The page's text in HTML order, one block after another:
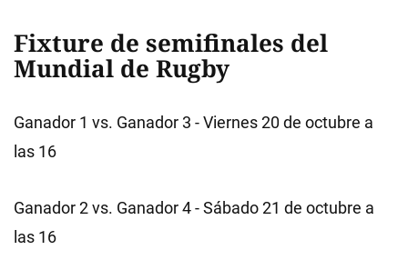
Fixture de semifinales del
Mundial de Rugby
Ganador 1 vs. Ganador 3 - Viernes 20 de octubre a
las 16
Ganador 2 vs. Ganador 4 - Sábado 21 de octubre a
las 16